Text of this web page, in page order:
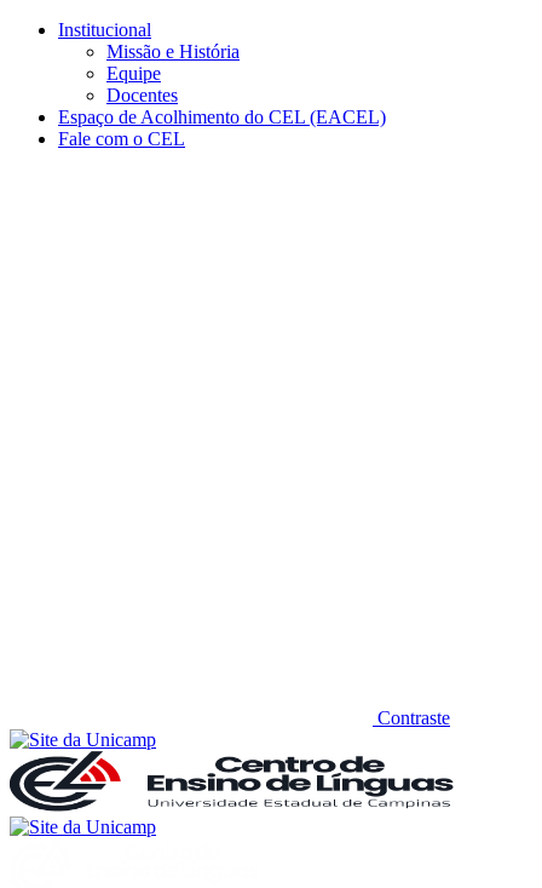
Conteúdo principal
Institucional
Missão e História
Equipe
Docentes
Espaço de Acolhimento do CEL (EACEL)
Fale com o CEL
Contraste